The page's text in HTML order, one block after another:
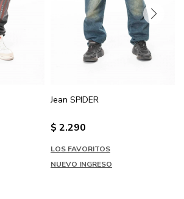
Jean SPIDER
$ 2.290
LOS FAVORITOS
NUEVO INGRESO